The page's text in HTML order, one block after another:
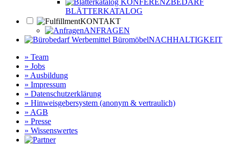
BLÄTTERKATALOG
KONTAKT
ANFRAGEN
NACHHALTIGKEIT
» Team
» Jobs
» Ausbildung
» Impressum
» Datenschutzerklärung
» Hinweisgebersystem (anonym & vertraulich)
» AGB
» Presse
» Wissenswertes